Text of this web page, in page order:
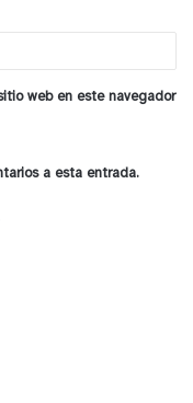
web en este navegador
a esta entrada.